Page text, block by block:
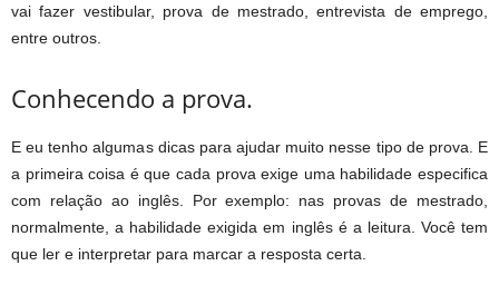
vai fazer vestibular, prova de mestrado, entrevista de emprego,
entre outros.
Conhecendo a prova.
E eu tenho algumas dicas para ajudar muito nesse tipo de prova. E
a primeira coisa é que cada prova exige uma habilidade especifica
com relação ao inglês. Por exemplo: nas provas de mestrado,
normalmente, a habilidade exigida em inglês é a leitura. Você tem
que ler e interpretar para marcar a resposta certa.